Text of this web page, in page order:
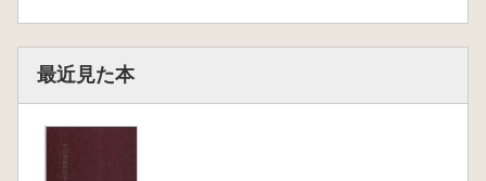
最近見た本